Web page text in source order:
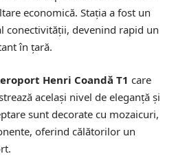
economică. Stația a fost un
conectivității, devenind rapid un
în țară.
Henri Coandă T1 care
același nivel de eleganță și
sunt decorate cu mozaicuri,
oferind călătorilor un